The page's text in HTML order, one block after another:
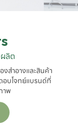
ลิต
สำอางและสินค้า
อบโจทย์แบรนด์ที่
พ